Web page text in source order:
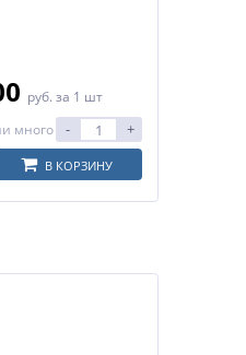
руб. за 1 шт
много
- +
В КОРЗИНУ